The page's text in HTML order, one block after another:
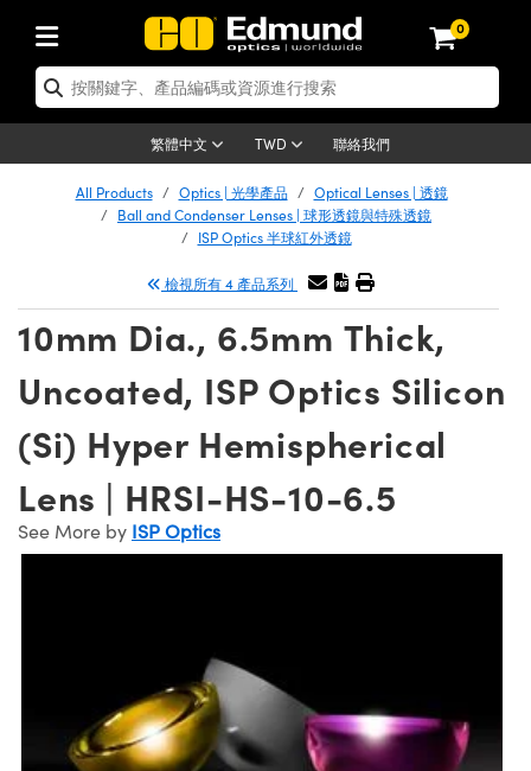
0
繁體中文 TWD 聯絡我們
| 光學產品
| 窗鏡或擴散片
| 偏振光學元件
分光鏡
| 繞射光柵
| 光學組装
射光學
| 雷射光學
| 超快光學
| 雷射光學元件組装
| 雷射光束整形
| 雷射分光鏡
| 雷射偏光片
射稜鏡
| 光機組件
| 光學籠式系統
Mounts | 台式光學安裝座
Breadboards | 光學平臺和麵包板
| 電動平臺
Slides | 平臺和滑塊
| 光圈類
| 顯微鏡
| Mitutoyo 物鏡
| ZEISS 物鏡
Microscopes
Objectives
Objectives | 有限共軛物鏡
| 反射物鏡
|顯微鏡照明
體視顯微鏡系統
| 雷射
and Electronics | 雷射量測和電子產品
射防護
| 雷射用光機模組
| 雷射配件
| 實驗室和生產線
Lenses | 成像鏡頭
Lenses | 定焦鏡頭
| 遠心鏡頭
Mount Lenses) | M12 鏡頭 (S 接口鏡頭)
Magnification Lenses
| 顯微鏡物鏡
for Harsh Environments
and Advanced Photography | 影視製
| 相機
Cameras | Gigabit乙太網相機
Cameras | Teledyne Dalsa 相機
Microscopy Cameras
| Allied Vision 相機
| Basler 相機
| IDS 相機
Cameras™ | Lucid Vision 相機
and Illumination | 照明
Lighting | 機器視覺光源
|顯微鏡照明
| 其他光源
| 光源配件
| 測試板
Targets | 解析度測試板
| 畸變測試版
& Stage Micrometers | 圖像分析和平臺測
Test Targets | 色卡測試板
and Detection | 測試與監測
Solutions | 機器視覺方案
and Electronics | 雷射量測和電子產品
器
度計
光譜儀
Roughness Standards | 表面光潔度和粗
Production | 實驗室和生產線
Tools | 零件夾持用品
Products | Acktar 黑色吸光材料
| 暗室器材
| UV固化設備
套件
選購
Imaging
Tomography
By Brand| 新品專區
Detection
| 清倉品
| 清倉光學產品
| 清倉光機組件
| 清倉顯微鏡
Lenses | 清倉成像鏡頭
| 清倉相機
| 清倉照明
Targets
Production | 清倉實驗室和生產線用品
Products | 重新認證產品
| 重新認證光學產品
| 重新認證光機組件
| 重新認證顯微鏡
Lenses | 重新認證成像鏡頭
| 重新認證相機
| 重新認證照明
Targets
and Detection
All Products Optics | 光學產品
Optical Lenses | 透鏡
Ball and Condenser Lenses | 球形透鏡與特殊透鏡
ISP Optics 半球紅外透鏡
檢視所有 4 產品系列
10mm Dia., 6.5mm Thick,
Uncoated, ISP Optics Silicon
(Si) Hyper Hemispherical
Lens | HRSI-HS-10-6.5
See More by ISP Optics